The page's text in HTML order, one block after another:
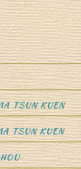
TSUN KUEN
TSUN KUEN